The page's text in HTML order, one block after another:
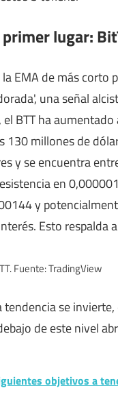
lugar:
la EMA de más
una señal
BTT ha
130 millones de
y se encuentra
en
y
Esto respalda
Fuente: TradingView
tendencia se
de este nivel
objetivos a